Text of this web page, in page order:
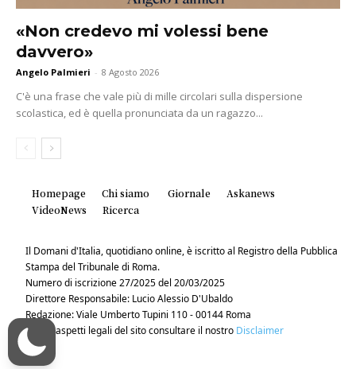
«Non credevo mi volessi bene
davvero»
Angelo Palmieri - 8 Agosto 2026
C'è una frase che vale più di mille circolari sulla dispersione
scolastica, ed è quella pronunciata da un ragazzo...
Homepage Chi siamo Giornale
Askanews
VideoNews
Ricerca
Il Domani d'Italia, quotidiano online, è iscritto al Registro della Pubblica
Stampa del Tribunale di Roma.
Numero di iscrizione 27/2025 del 20/03/2025
Direttore Responsabile: Lucio Alessio D'Ubaldo
Redazione: Viale Umberto Tupini 110 - 00144 Roma
Per gli aspetti legali del sito consultare il nostro Disclaimer